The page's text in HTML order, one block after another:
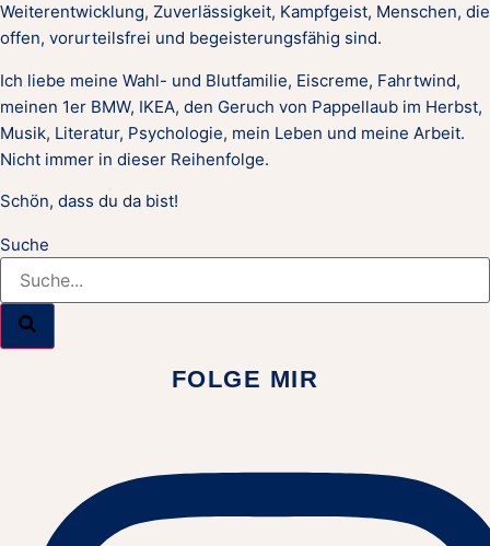
Weiterentwicklung, Zuverlässigkeit, Kampfgeist, Menschen, die
offen, vorurteilsfrei und begeisterungsfähig sind.
Ich liebe meine Wahl- und Blutfamilie, Eiscreme, Fahrtwind,
meinen 1er BMW, IKEA, den Geruch von Pappellaub im Herbst,
Musik, Literatur, Psychologie, mein Leben und meine Arbeit.
Nicht immer in dieser Reihenfolge.
Schön, dass du da bist!
Suche
FOLGE MIR